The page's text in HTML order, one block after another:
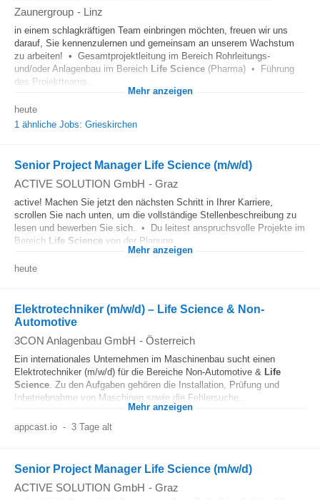
Zaunergroup - Linz
in einem schlagkräftigen Team einbringen möchten, freuen wir uns
darauf, Sie kennenzulernen und gemeinsam an unserem Wachstum
zu arbeiten! • Gesamtprojektleitung im Bereich Rohrleitungs-
und/oder Anlagenbau im Bereich Life Science (Pharma) • Führung
des Projektteams...
Mehr anzeigen
heute
1 ähnliche Jobs: Grieskirchen
Senior Project Manager Life Science (m/w/d)
ACTIVE SOLUTION GmbH - Graz
active! Machen Sie jetzt den nächsten Schritt in Ihrer Karriere,
scrollen Sie nach unten, um die vollständige Stellenbeschreibung zu
lesen und bewerben Sie sich. • Du leitest anspruchsvolle Projekte im
Bereich Life Science von der Planung...
Mehr anzeigen
heute
Elektrotechniker (m/w/d) – Life Science & Non-
Automotive
3CON Anlagenbau GmbH - Österreich
Ein internationales Unternehmen im Maschinenbau sucht einen
Elektrotechniker (m/w/d) für die Bereiche Non-Automotive & Life
Science. Zu den Aufgaben gehören die Installation, Prüfung und
Inbetriebnahme von Maschinen sowie die Fehlersuche...
Mehr anzeigen
appcast.io - 3 Tage alt
Senior Project Manager Life Science (m/w/d)
ACTIVE SOLUTION GmbH - Graz